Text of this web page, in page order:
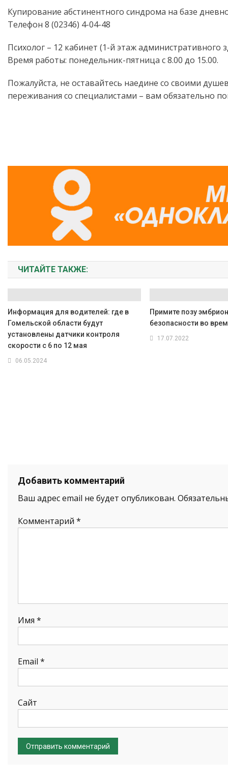
Купирование абстинентного синдрома на базе
Телефон 8 (02346) 4-04-48
Психолог – 12 кабинет (1-й этаж административного
Время работы: понедельник-пятница с 8.00 до 15.00.
Пожалуйста, не оставайтесь наедине со своими
переживания со специалистами – вам обязательно
ЧИТАЙТЕ ТАКЖЕ:
Информация для водителей: где в
Гомельской области будут
установлены датчики контроля
скорости с 6 по 12 мая
06.05.2024
Примите позу
безопасности во
17.07.2022
Добавить комментарий
Ваш адрес email не будет опубликован.
Комментарий *
Имя *
Email *
Сайт